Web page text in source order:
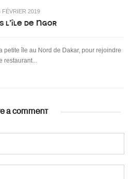
FÉVRIER 2019
l’île de Ngor
petite île au Nord de Dakar, pour rejoindre
restaurant...
A COMMENT